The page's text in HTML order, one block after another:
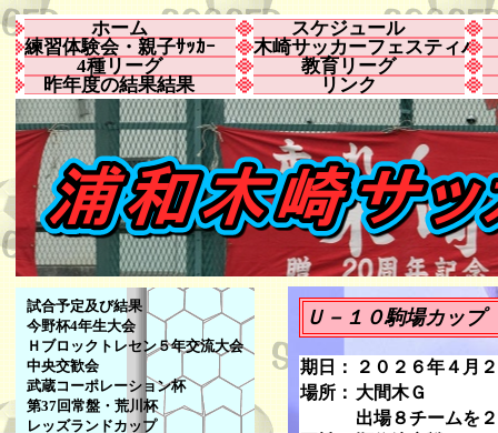
ホーム
スケジュール
練習体験会・親子ｻｯｶｰ
木崎サッカーフェスティバル
4種リーグ
教育リーグ
昨年度の結果結果
リンク
試合予定及び結果
今野杯4年生大会
Ｈブロックトレセン５年交流大会
中央交歓会
武蔵コーポレーション杯
第37回常盤・荒川杯
レッズランドカップ
Ｕ－１０駒場カップ
期日：
２０２６年４月
場所： 大間木Ｇ
出場８チームを